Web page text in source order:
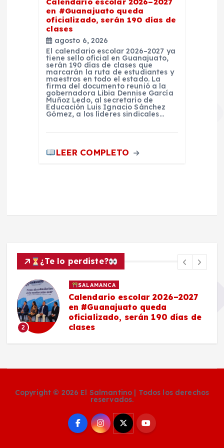
en #Guanajuato queda
oficializado, serán 190 días de
clases
agosto 6, 2026
El calendario escolar 2026–2027 ya
tiene sello oficial en Guanajuato,
serán 190 días de clases que
marcarán la ruta de estudiantes y
maestros en todo el estado. La
firma del documento reunió a la
gobernadora Libia Dennise García
Muñoz Ledo, al secretario de
Educación Luis Ignacio Sánchez
Gómez, a los líderes sindicales…
LEER COMPLETO
¿Te lo perdiste?
2
SALAMANCA
Calendario escolar 2026–2027
en #Guanajuato queda
oficializado, serán 190 días de
clases
Copyright © 2026 El Salmantino | Todos los derechos
reservados.